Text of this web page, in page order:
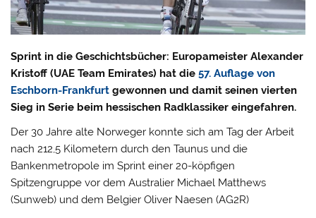
Sprint in die Geschichtsbücher: Europameister Alexander
Kristoff (UAE Team Emirates) hat die57. Auflage von
Eschborn-Frankfurt gewonnen und damit seinen vierten
Sieg in Serie beim hessischen Radklassiker eingefahren.
Der 30 Jahre alte Norweger konnte sich am Tag der Arbeit
nach 212,5 Kilometern durch den Taunus und die
Bankenmetropole im Sprint einer 20-köpfigen
Spitzengruppe vor dem Australier Michael Matthews
(Sunweb) und dem Belgier Oliver Naesen (AG2R)